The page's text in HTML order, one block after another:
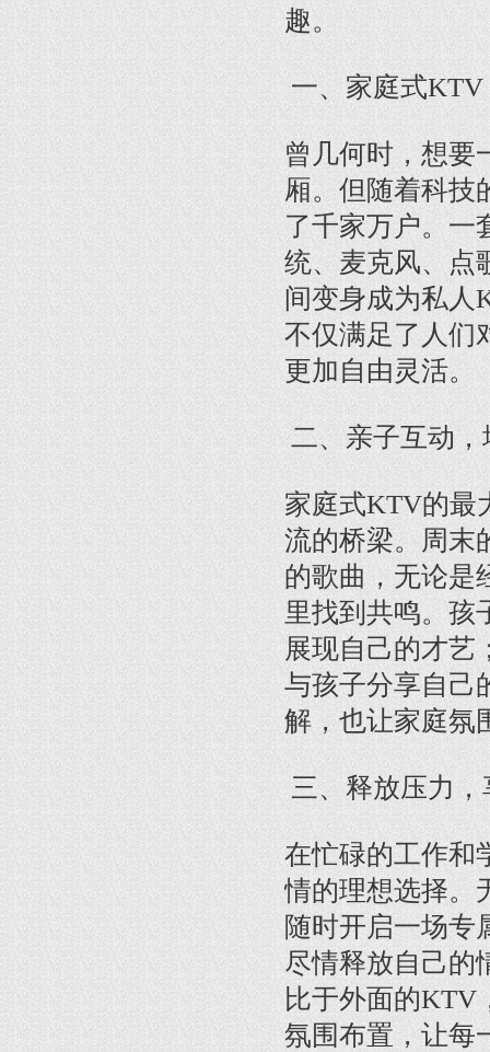
趣。
一、家庭式
曾几何时，想要
厢。但随着科技
了千家万户。一
统、麦克风、点
间变身成为私人
不仅满足了人们
更加自由灵活。
二、亲子互动，
家庭式KTV的最
流的桥梁。周末
的歌曲，无论是
里找到共鸣。孩
展现自己的才艺
与孩子分享自己
解，也让家庭氛
三、释放压力
在忙碌的工作和
情的理想选择。
随时开启一场专
尽情释放自己的
比于外面的KTV
氛围布置，让每